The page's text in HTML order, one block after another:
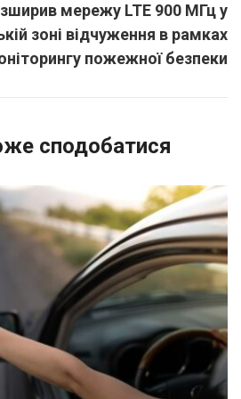
мережу LTE 900 МГц у
зоні відчуження в рамках
пожежної безпеки
сподобатися